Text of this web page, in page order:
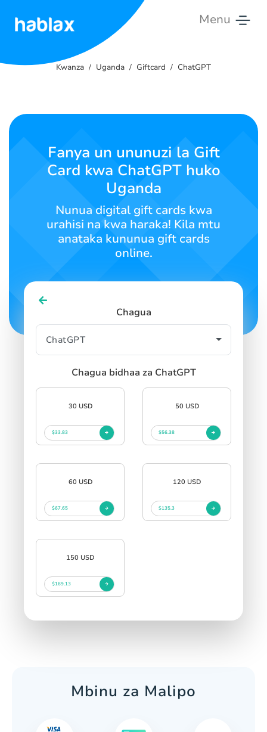
Menu
Wasiliana
Nasi
SIGN UP
Kwanza Uganda Giftcard ChatGPT
Fanya un ununuzi la Gift
Card kwa ChatGPT huko
Uganda
Nunua digital gift cards kwa
urahisi na kwa haraka! Kila mtu
anataka kununua gift cards
online.
Chagua
Chagua bidhaa za ChatGPT
30 USD
$33.83
50 USD
$56.38
60 USD
$67.65
120 USD
$135.3
150 USD
$169.13
Mbinu za Malipo